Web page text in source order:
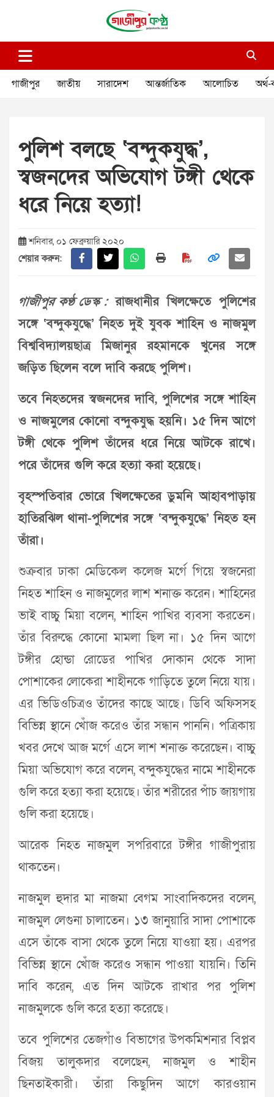
গাজীপুর কণ্ঠ
গাজীপুর জাতীয় সারাদেশ আন্তর্জাতিক আলোচিত অর্থ-
পুলিশ বলছে ‘বন্দুকযুদ্ধ’,
স্বজনদের অভিযোগ টঙ্গী থেকে
ধরে নিয়ে হত্যা!
শনিবার, ০১ ফেব্রুয়ারি ২০২০
শেয়ার করুন:
গাজীপুর কণ্ঠ ডেস্ক :রাজধানীর খিলক্ষেতে পুলিশের
সঙ্গে ‘বন্দুকযুদ্ধে’ নিহত দুই যুবক শাহিন ও নাজমুল
বিশ্ববিদ্যালয়ছাত্র মিজানুর রহমানকে খুনের সঙ্গে
জড়িত ছিলেন বলে দাবি করছে পুলিশ।
তবে নিহতদের স্বজনদের দাবি, পুলিশের সঙ্গে শাহিন
ও নাজমুলের কোনো বন্দুকযুদ্ধ হয়নি। ১৫ দিন আগে
টঙ্গী থেকে পুলিশ তাঁদের ধরে নিয়ে আটকে রাখে।
পরে তাঁদের গুলি করে হত্যা করা হয়েছে।
বৃহস্পতিবার ভোরে খিলক্ষেতের ডুমনি আহাবপাড়ায়
হাতিরঝিল থানা-পুলিশের সঙ্গে ‘বন্দুকযুদ্ধে’ নিহত হন
তাঁরা।
শুক্রবার ঢাকা মেডিকেল কলেজ মর্গে গিয়ে স্বজনেরা
নিহত শাহিন ও নাজমুলের লাশ শনাক্ত করেন। শাহিনের
ভাই বাচ্চু মিয়া বলেন, শাহিন পাখির ব্যবসা করতেন।
তাঁর বিরুদ্ধে কোনো মামলা ছিল না। ১৫ দিন আগে
টঙ্গীর হোন্ডা রোডের পাখির দোকান থেকে সাদা
পোশাকের লোকেরা শাহীনকে গাড়িতে তুলে নিয়ে যায়।
এর ভিডিওচিত্রও তাঁদের কাছে আছে। ডিবি অফিসসহ
বিভিন্ন স্থানে খোঁজ করেও তাঁর সন্ধান পাননি। পত্রিকায়
খবর দেখে আজ মর্গে এসে লাশ শনাক্ত করেছেন। বাচ্চু
মিয়া অভিযোগ করে বলেন, বন্দুকযুদ্ধের নামে শাহীনকে
গুলি করে হত্যা করা হয়েছে। তাঁর শরীরের পাঁচ জায়গায়
গুলি করা হয়েছে।
আরেক নিহত নাজমুল সপরিবারে টঙ্গীর গাজীপুরায়
থাকতেন।
নাজমুল হুদার মা নাজমা বেগম সাংবাদিকদের বলেন,
নাজমুল লেগুনা চালাতেন। ১৩ জানুয়ারি সাদা পোশাকে
এসে তাঁকে বাসা থেকে তুলে নিয়ে যাওয়া হয়। এরপর
বিভিন্ন স্থানে খোঁজ করেও সন্ধান পাওয়া যায়নি। তিনি
দাবি করেন, এত দিন আটকে রাখার পর পুলিশ
নাজমুলকে গুলি করে হত্যা করেছে।
তবে পুলিশের তেজগাঁও বিভাগের উপকমিশনার বিপ্লব
বিজয় তালুকদার বলেছেন, নাজমুল ও শাহীন
ছিনতাইকারী। তাঁরা কিছুদিন আগে কারওয়ান